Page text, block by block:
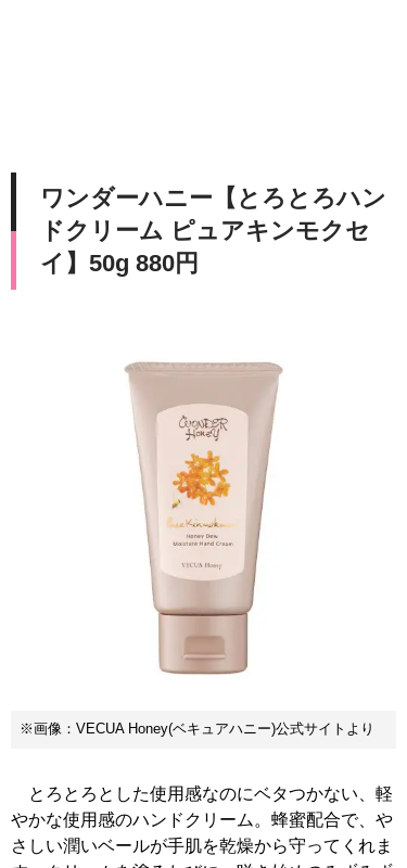
ワンダーハニー【とろとろハン
ドクリーム ピュアキンモクセ
イ】50g 880円
※画像：VECUA Honey(ベキュアハニー)公式サイトより
とろとろとした使用感なのにベタつかない、軽
やかな使用感のハンドクリーム。蜂蜜配合で、や
さしい潤いベールが手肌を乾燥から守ってくれま